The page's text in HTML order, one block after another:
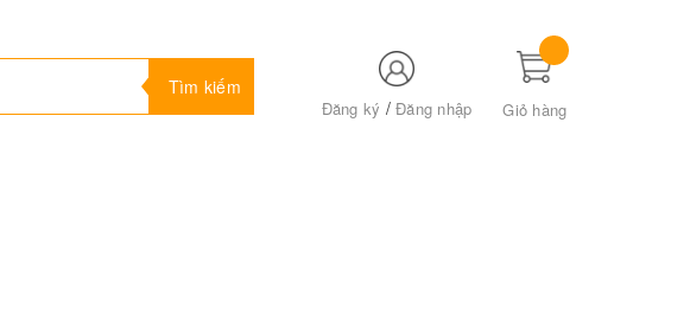
Tìm kiếm
Đăng ký /Đăng nhập Giỏ hàng